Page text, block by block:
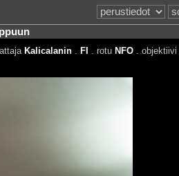
Kalicalanin. FI . rotu NFO. objektiivi